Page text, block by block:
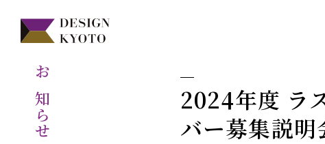
お知らせ
2024年度 ラ
バー募集説